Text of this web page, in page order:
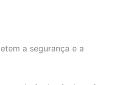
a segurança e a